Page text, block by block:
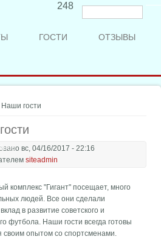
248
поиска
ГОСТИ ОТЗЫВЫ
Наши гости
вс, 04/16/2017 - 22:16
siteadmin
комплекс "Гигант" посещает, много
людей. Все они сделали
в развитие советского и
футбола. Наши гости всегда готовы
своим опытом со спортсменами.